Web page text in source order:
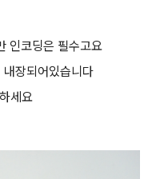
인코딩은 필수고요
장되어있습니다
세요